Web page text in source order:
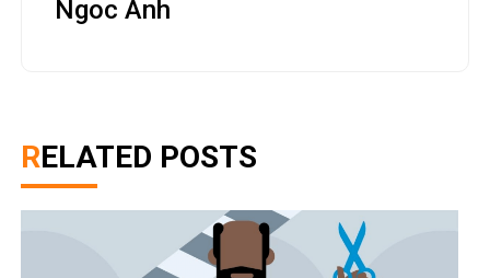
Ngoc Anh
RELATED POSTS